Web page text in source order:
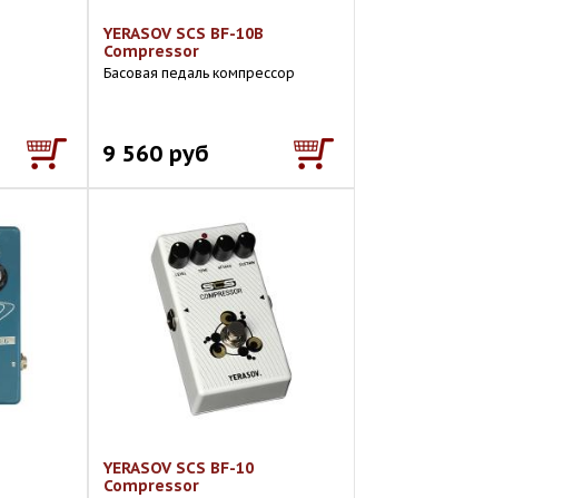
YERASOV SCS BF-10B
Compressor
Басовая педаль компрессор
9 560 руб
YERASOV SCS BF-10
Compressor